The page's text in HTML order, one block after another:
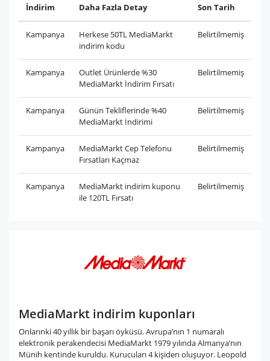
İndirim Daha Fazla Detay Son Tarih
Kampanya
Herkese 50TL MediaMarkt
indirim kodu
Belirtilmemiş
Kampanya
Outlet Ürünlerde %30
MediaMarkt İndirim Fırsatı
Belirtilmemiş
Kampanya
Günün Tekliflerinde %40
MediaMarkt İndirimi
Belirtilmemiş
Kampanya
MediaMarkt Cep Telefonu
Fırsatları Kaçmaz
Belirtilmemiş
Kampanya
MediaMarkt indirim kuponu
ile 120TL Fırsatı
Belirtilmemiş
MediaMarkt indirim kuponları
Onlarınki 40 yıllık bir başarı öyküsü. Avrupa’nın 1 numaralı
elektronik perakendecisi MediaMarkt 1979 yılında Almanya’nın
Münih kentinde kuruldu. Kurucuları 4 kişiden oluşuyor. Leopold